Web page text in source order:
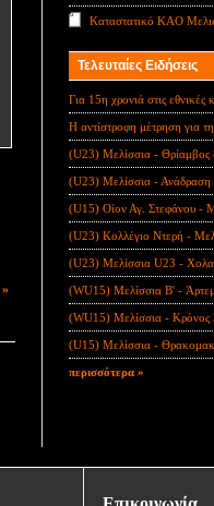
Καταστατικό ΚΑΟ
Τελευταίες Ειδήσεις
Για 15η χρονιά στις εθνικές
Η αντίστροφη μέτρηση για
(U23) Μελίσσια - Θρίαμβος
(U23) Μελίσσια - Ανάδραση
(U15) Οίον Αγ. Στεφάνου -
(U23) Κολλέγιο Ντερή -
(U23) Μελίσσια U23 -
(WU15) Μελίσσια B' -
(WU15) Μελίσσια - Κρόνος
(U15) Μελίσσια -
περισσότερα »